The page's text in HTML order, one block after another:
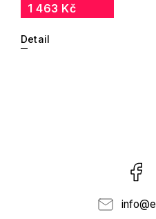
1 463 Kč
Detail
info@